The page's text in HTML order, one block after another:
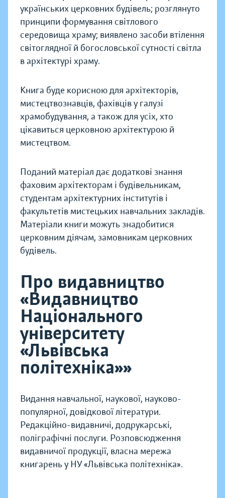
українських церковних будівель; розглянуто
принципи формування світлового
середовища храму; виявлено засоби втілення
світоглядної й богословської сутності світла
в архітектурі храму.
Книга буде корисною для архітекторів,
мистецтвознавців, фахівців у галузі
храмобудування, а також для усіх, хто
цікавиться церковною архітектурою й
мистецтвом.
Поданий матеріал дає додаткові знання
фаховим архітекторам і будівельникам,
студентам архітектурних інститутів і
факультетів мистецьких навчальних закладів.
Матеріали книги можуть знадобитися
церковним діячам, замовникам церковних
будівель.
Про видавництво
«Видавництво
Національного
університету
«Львівська
політехніка»»
Видання навчальної, наукової, науково-
популярної, довідкової літератури.
Редакційно-видавничі, додрукарські,
поліграфічні послуги. Розповсюдження
видавничої продукції, власна мережа
книгарень у НУ «Львівська політехніка».